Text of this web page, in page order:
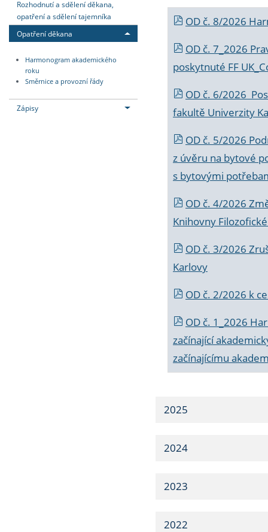
Rozhodnutí a sdělení děkana,
opatření a sdělení tajemníka
Opatření děkana
Harmonogram akademického
roku
Směrnice a provozní řády
Zápisy
OD č. 8/2026
OD č. 7_2026
poskytnuté FF
OD č. 6/2026
fakultě Univerzity
OD č. 5/2026
z úvěru na bytové
s bytovými
OD č. 4/2026
Knihovny
OD č. 3/2026
Karlovy
OD č. 2/2026 k
OD č. 1_2026
začínající
začínajícímu
2025
2024
2023
2022